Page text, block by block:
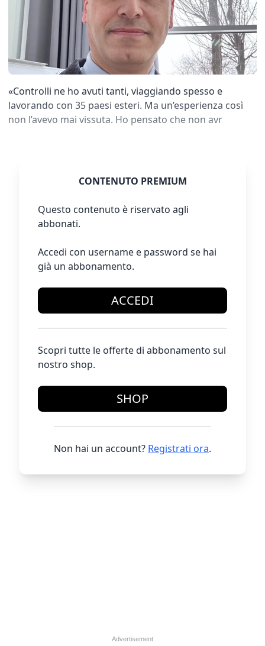
«Controlli ne ho avuti tanti, viaggiando spesso e
lavorando con 35 paesi esteri. Ma un’esperienza così
non l’avevo mai vissuta. Ho pensato che non avr
CONTENUTO PREMIUM
Questo contenuto è riservato agli
abbonati.
Accedi con username e password se hai
già un abbonamento.
ACCEDI
Scopri tutte le offerte di abbonamento sul
nostro shop.
SHOP
Non hai un account? Registrati ora.